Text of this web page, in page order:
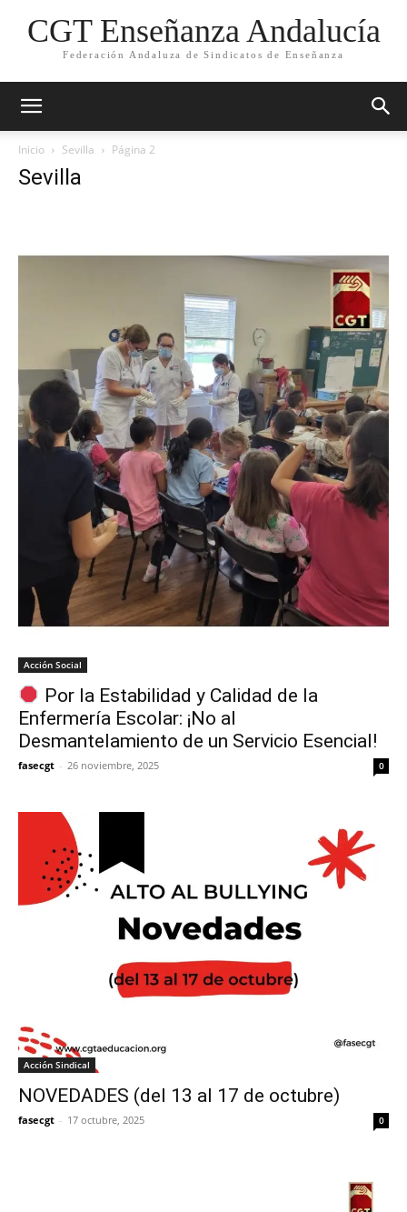
CGT Enseñanza Andalucía
Federación Andaluza de Sindicatos de Enseñanza
Inicio Sevilla Página 2
Sevilla
Acción Social
Por la Estabilidad y Calidad de la
Enfermería Escolar: ¡No al
Desmantelamiento de un Servicio Esencial!
fasecgt - 26 noviembre, 2025 0
Acción Sindical
NOVEDADES (del 13 al 17 de octubre)
fasecgt - 17 octubre, 2025 0